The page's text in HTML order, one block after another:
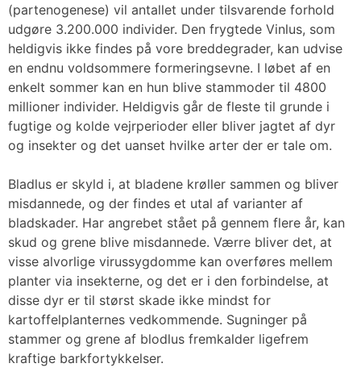
(partenogenese) vil antallet under tilsvarende forhold
udgøre 3.200.000 individer. Den frygtede Vinlus, som
heldigvis ikke findes på vore breddegrader, kan udvise
en endnu voldsommere formeringsevne. I løbet af en
enkelt sommer kan en hun blive stammoder til 4800
millioner individer. Heldigvis går de fleste til grunde i
fugtige og kolde vejrperioder eller bliver jagtet af dyr
og insekter og det uanset hvilke arter der er tale om.
Bladlus er skyld i, at bladene krøller sammen og bliver
misdannede, og der findes et utal af varianter af
bladskader. Har angrebet stået på gennem flere år, kan
skud og grene blive misdannede. Værre bliver det, at
visse alvorlige virussygdomme kan overføres mellem
planter via insekterne, og det er i den forbindelse, at
disse dyr er til størst skade ikke mindst for
kartoffelplanternes vedkommende. Sugninger på
stammer og grene af blodlus fremkalder ligefrem
kraftige barkfortykkelser.